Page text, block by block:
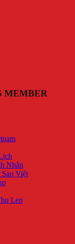
MEMBER
Nhân
Việt
Len